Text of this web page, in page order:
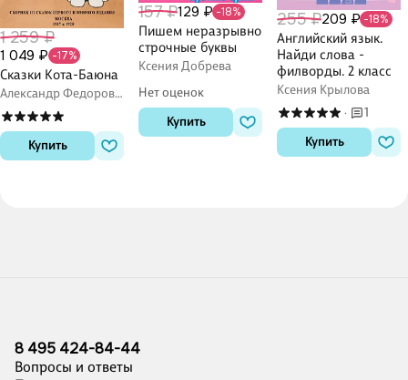
1 259 ₽
1 049 ₽ -17%
Сказки Кота-Баюна
Александр Федоров-
Давыдов
Купить
157 ₽129 ₽ -18%
Пишем неразрывно
строчные буквы
Ксения Добрева
Нет оценок
Купить
255 ₽209 ₽ -18%
Английский язык.
Найди слова -
филворды. 2 класс
Ксения Крылова
·
1
Купить
8 495 424-84-44
Вопросы и ответы